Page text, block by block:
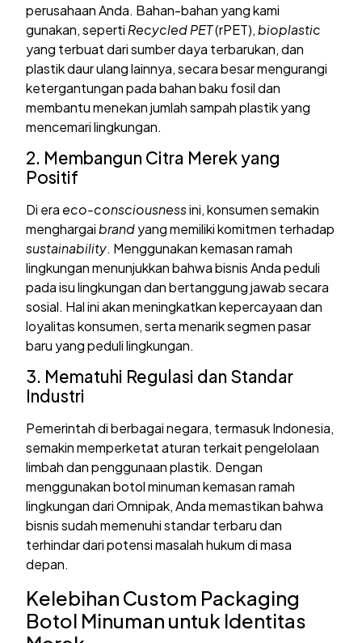
perusahaan Anda. Bahan-bahan yang kami
gunakan, seperti Recycled PET(rPET),bioplastic
yang terbuat dari sumber daya terbarukan, dan
plastik daur ulang lainnya, secara besar mengurangi
ketergantungan pada bahan baku fosil dan
membantu menekan jumlah sampah plastik yang
mencemari lingkungan.
2. Membangun Citra Merek yang
Positif
Di era eco-consciousnessini, konsumen semakin
menghargaibrandyang memiliki komitmen terhadap
sustainability. Menggunakan kemasan ramah
lingkungan menunjukkan bahwa bisnis Anda peduli
pada isu lingkungan dan bertanggung jawab secara
sosial. Hal ini akan meningkatkan kepercayaan dan
loyalitas konsumen, serta menarik segmen pasar
baru yang peduli lingkungan.
3. Mematuhi Regulasi dan Standar
Industri
Pemerintah di berbagai negara, termasuk Indonesia,
semakin memperketat aturan terkait pengelolaan
limbah dan penggunaan plastik. Dengan
menggunakan botol minuman kemasan ramah
lingkungan dari Omnipak, Anda memastikan bahwa
bisnis sudah memenuhi standar terbaru dan
terhindar dari potensi masalah hukum di masa
depan.
Kelebihan Custom Packaging
Botol Minuman untuk Identitas